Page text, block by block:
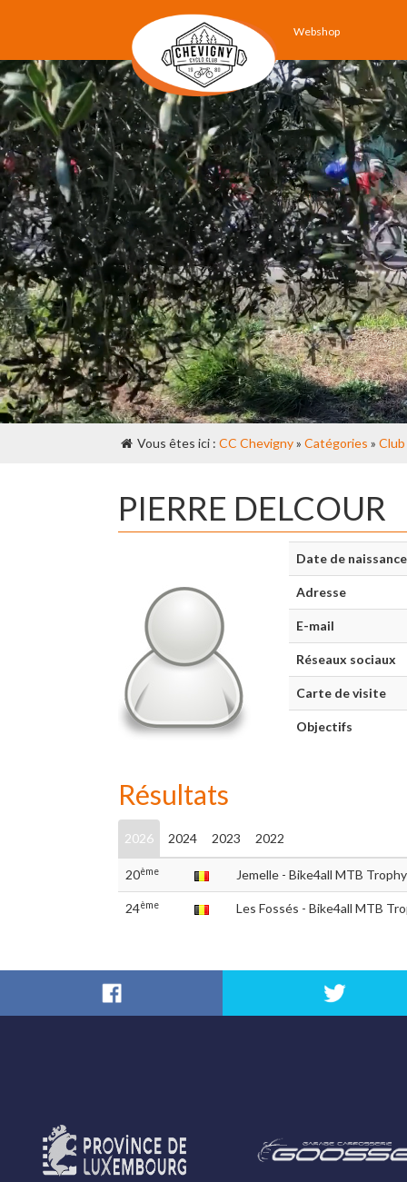
Webshop
Vous êtes ici : CC Chevigny» Catégories » Club
PIERRE DELCOUR
Date de naissance
Adresse
E-mail
Réseaux sociaux
Carte de visite
Objectifs
Résultats
2026 2024 2023 2022
20ème Jemelle - Bike4all MTB Trophy
24ème Les Fossés - Bike4all MTB